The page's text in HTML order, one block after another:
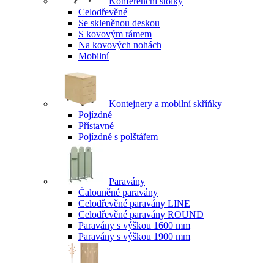
Celodřevěné
Se skleněnou deskou
S kovovým rámem
Na kovových nohách
Mobilní
Kontejnery a mobilní skříňky
Pojízdné
Přístavné
Pojízdné s polštářem
Paravány
Čalouněné paravány
Celodřevěné paravány LINE
Celodřevěné paravány ROUND
Paravány s výškou 1600 mm
Paravány s výškou 1900 mm